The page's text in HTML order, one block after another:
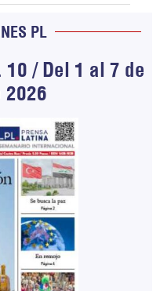
PL
10 / Del 1 al 7 de
2026